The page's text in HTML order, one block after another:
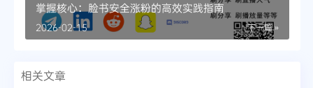
掌握核心：脸书安全涨粉的高效实践指南
下一篇 »
2026-02-15
相关文章